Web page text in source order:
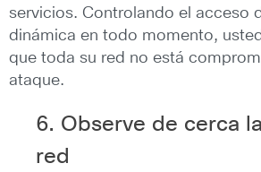
servicios. Controlando el acceso
dinámica en todo momento,
que toda su red no está
ataque.
6. Observe de cerca
red